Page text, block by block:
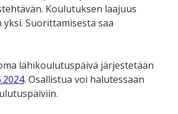
Koulutuksen laajuus
Suorittamisesta saa
lähikoulutuspäivä järjestetään
. Osallistua voi halutessaan